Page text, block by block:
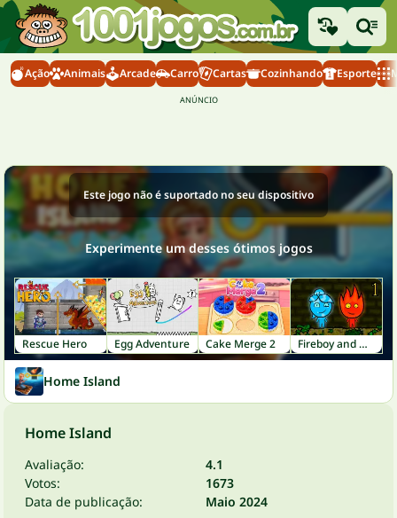
Ação Animais Arcade Carro Cartas Cozinhando Esporte
Este jogo não é suportado no seu dispositivo
Experimente um desses ótimos jogos
Rescue Hero Egg Adventure Cake Merge 2 Fireboy and Watergirl 1: Forest Temple
Home Island
Home Island
Avaliação:
4.1
Votos:
1673
Data de publicação:
Maio 2024